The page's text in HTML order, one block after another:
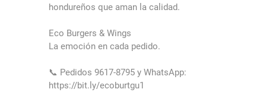
hondureños que aman la calidad.
Eco Burgers & Wings
La emoción en cada pedido.
📞 Pedidos 9617-8795 y WhatsApp:
https://bit.ly/ecoburtgu1